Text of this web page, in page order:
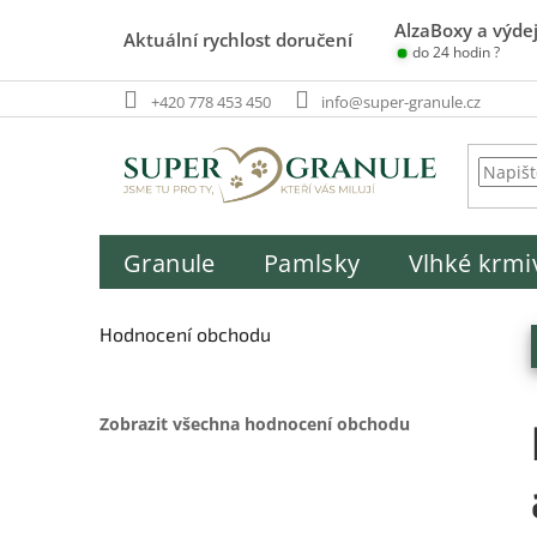
Aktuální rychlost doručení AlzaBoxy a
do 24 hodin ?
+420 778 453 450 info@super-granule.cz
Granule Pamlsky Vlhké
o
a
Hodnocení obchodu
Zobrazit všechna hodnocení obchodu